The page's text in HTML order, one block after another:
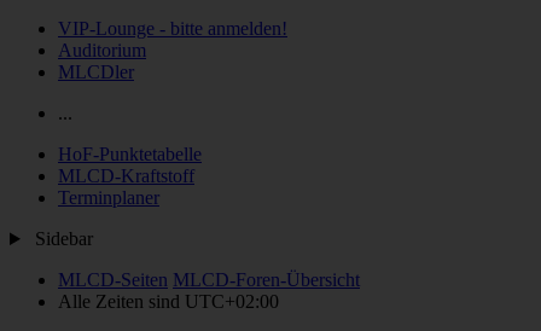
VIP-Lounge - bitte anmelden!
Auditorium
MLCDler
...
HoF-Punktetabelle
MLCD-Kraftstoff
Terminplaner
Sidebar
MLCD-Seiten MLCD-Foren-Übersicht
Alle Zeiten sind UTC+02:00